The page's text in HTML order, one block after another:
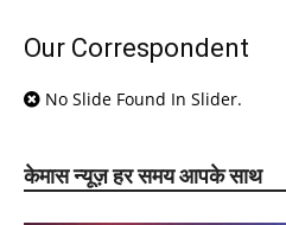
Our Correspondent
No Slide Found In Slider.
केमास न्यूज़ हर समय आपके साथ